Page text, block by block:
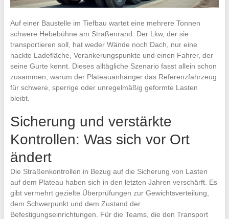
Auf einer Baustelle im Tiefbau wartet eine mehrere Tonnen
schwere Hebebühne am Straßenrand. Der Lkw, der sie
transportieren soll, hat weder Wände noch Dach, nur eine
nackte Ladefläche, Verankerungspunkte und einen Fahrer, der
seine Gurte kennt. Dieses alltägliche Szenario fasst allein schon
zusammen, warum der Plateauanhänger das Referenzfahrzeug
für schwere, sperrige oder unregelmäßig geformte Lasten
bleibt.
Sicherung und verstärkte
Kontrollen: Was sich vor Ort
ändert
Die Straßenkontrollen in Bezug auf die Sicherung von Lasten
auf dem Plateau haben sich in den letzten Jahren verschärft. Es
gibt vermehrt gezielte Überprüfungen zur Gewichtsverteilung,
dem Schwerpunkt und dem Zustand der
Befestigungseinrichtungen. Für die Teams, die den Transport